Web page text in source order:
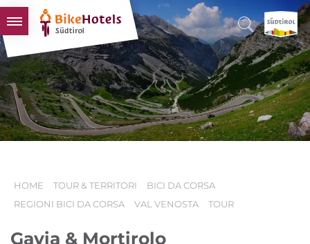
BIKEHOTELS
HOTELS & PACCHETTI
TOUR & TERRITORI
L'ALTO ADIGE & NOI
HOME TOUR & TERRITORI
BICI DA CORSA
REGIONI BICI DA CORSA
VAL VENOSTA TOUR
Gavia & Mortirolo